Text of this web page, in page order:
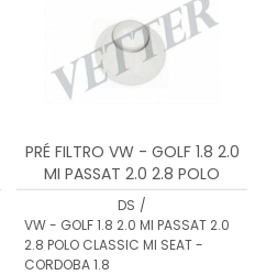
PRÉ FILTRO VW - GOLF 1.8 2.0
MI PASSAT 2.0 2.8 POLO
CLASSIC MI SEAT - CORDOBA
1.8
DS /
VW - GOLF 1.8 2.0 MI PASSAT 2.0
2.8 POLO CLASSIC MI SEAT -
CORDOBA 1.8